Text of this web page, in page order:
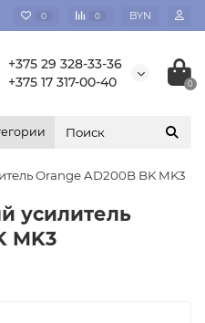
0 0 BYN
+375 29 328-33-36
+375 17 317-00-40
0
Orange AD200B BK MK3
усилитель
MK3